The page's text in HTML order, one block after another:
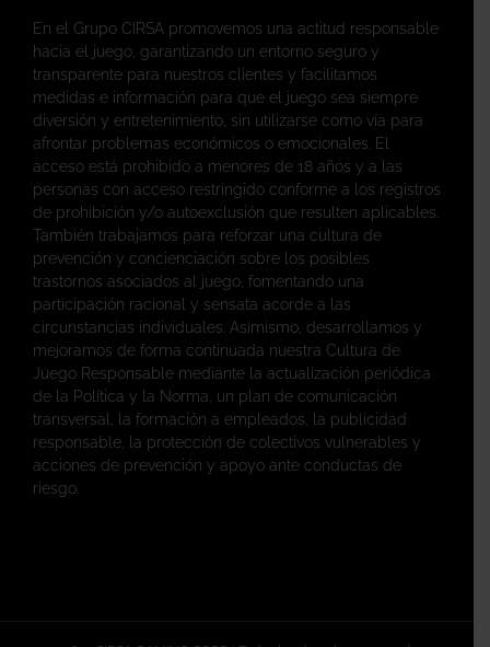
En el Grupo CIRSA promovemos una actitud responsable
hacia el juego, garantizando un entorno seguro y
transparente para nuestros clientes y facilitamos
medidas e información para que el juego sea siempre
diversión y entretenimiento, sin utilizarse como vía para
afrontar problemas económicos o emocionales. El
acceso está prohibido a menores de 18 años y a las
personas con acceso restringido conforme a los registros
de prohibición y/o autoexclusión que resulten aplicables.
También trabajamos para reforzar una cultura de
prevención y concienciación sobre los posibles
trastornos asociados al juego, fomentando una
participación racional y sensata acorde a las
circunstancias individuales. Asimismo, desarrollamos y
mejoramos de forma continuada nuestra Cultura de
Juego Responsable mediante la actualización periódica
de la Política y la Norma, un plan de comunicación
transversal, la formación a empleados, la publicidad
responsable, la protección de colectivos vulnerables y
acciones de prevención y apoyo ante conductas de
riesgo.